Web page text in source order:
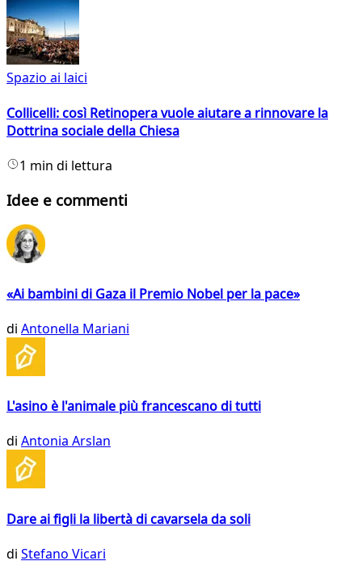
Spazio ai laici
Collicelli: così Retinopera vuole aiutare a rinnovare la
Dottrina sociale della Chiesa
1 min di lettura
Idee e commenti
«Ai bambini di Gaza il Premio Nobel per la pace»
di Antonella Mariani
L'asino è l'animale più francescano di tutti
di Antonia Arslan
Dare ai figli la libertà di cavarsela da soli
di Stefano Vicari